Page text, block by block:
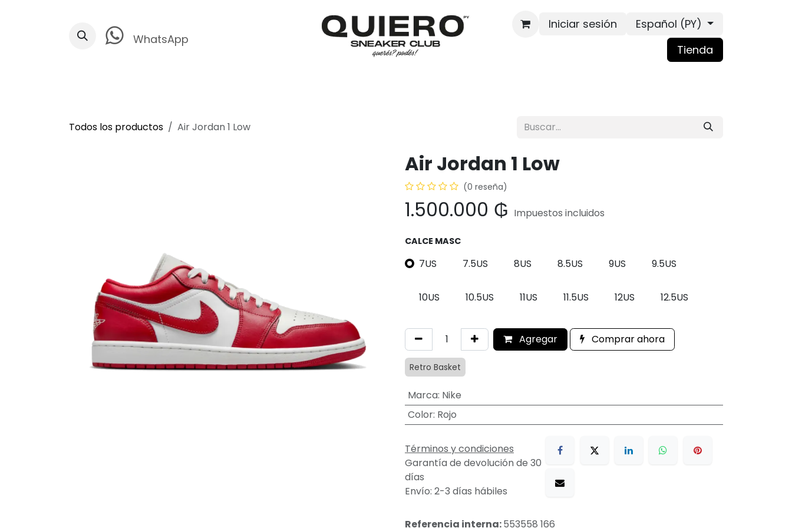
WhatsApp
Iniciar sesión
Español (PY)
Tienda
Todos los productos Air Jordan 1 Low
Air Jordan 1 Low
(0 reseña)
1.500.000 ₲ Impuestos incluidos
CALCE MASC
7US 7.5US 8US 8.5US 9US 9.5US
10US 10.5US 11US 11.5US 12US 12.5US
Agregar Comprar ahora
Retro Basket
Marca: Nike
Color: Rojo
Términos y condiciones
Garantía de devolución de 30
días
Envío: 2-3 días hábiles
Referencia interna:553558 166